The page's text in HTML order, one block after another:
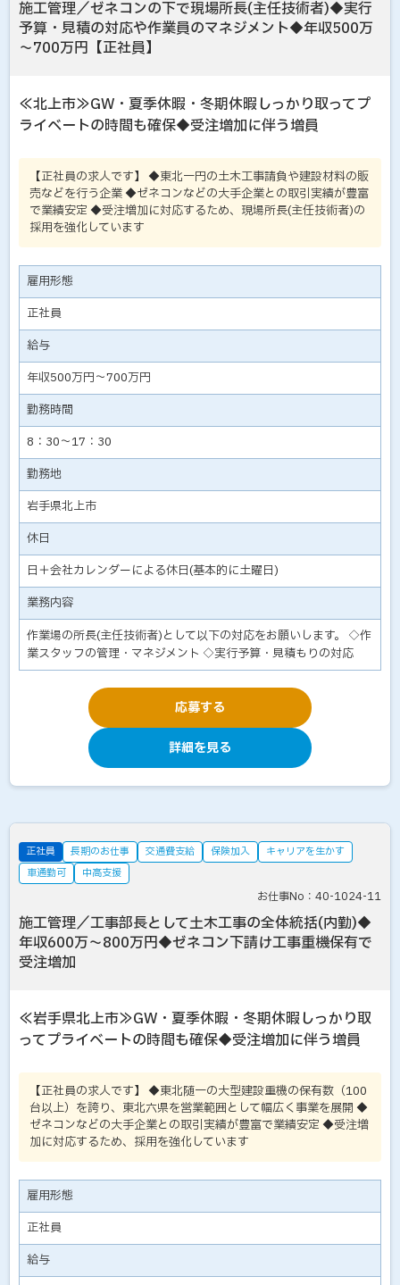
施工管理／ゼネコンの下で現場所長(主任技術者)◆実行
予算・見積の対応や作業員のマネジメント◆年収500万
～700万円【正社員】
≪北上市≫GW・夏季休暇・冬期休暇しっかり取ってプ
ライベートの時間も確保◆受注増加に伴う増員
【正社員の求人です】 ◆東北一円の土木工事請負や建設材料の販
売などを行う企業 ◆ゼネコンなどの大手企業との取引実績が豊富
で業績安定 ◆受注増加に対応するため、現場所長(主任技術者)の
採用を強化しています
雇用形態
正社員
給与
年収500万円～700万円
勤務時間
8：30～17：30
勤務地
岩手県北上市
休日
日＋会社カレンダーによる休日(基本的に土曜日)
業務内容
作業場の所長(主任技術者)として以下の対応をお願いします。 ◇作
業スタッフの管理・マネジメント ◇実行予算・見積もりの対応
応募する
詳細を見る
正社員 長期のお仕事 交通費支給 保険加入
キャリアを生かす
車通勤可
中高支援
お仕事No：40-1024-11
施工管理／工事部長として土木工事の全体統括(内勤)◆
年収600万～800万円◆ゼネコン下請け工事重機保有で
受注増加
≪岩手県北上市≫GW・夏季休暇・冬期休暇しっかり取
ってプライベートの時間も確保◆受注増加に伴う増員
【正社員の求人です】 ◆東北随一の大型建設重機の保有数（100
台以上）を誇り、東北六県を営業範囲として幅広く事業を展開 ◆
ゼネコンなどの大手企業との取引実績が豊富で業績安定 ◆受注増
加に対応するため、採用を強化しています
雇用形態
正社員
給与